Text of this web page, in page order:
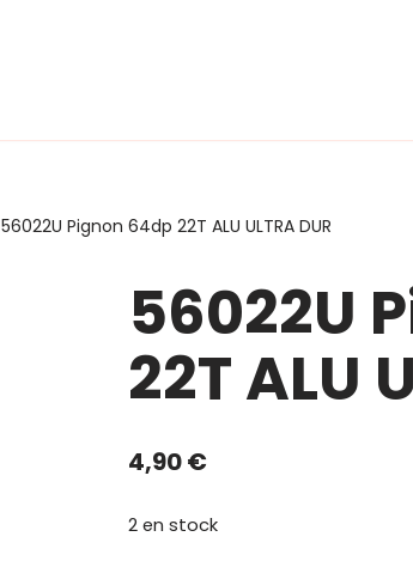
56022U Pignon 64dp 22T ALU ULTRA DUR
56022U
22T ALU
4,90€
2 en stock